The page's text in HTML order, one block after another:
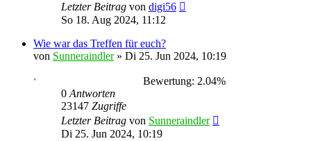
Letzter Beitrag von digi56
So 18. Aug 2024, 11:12
Wie war das Treffen für euch?
von Sunneraindler» Di 25. Jun 2024, 10:19
Bewertung: 2.04%
0 Antworten
23147 Zugriffe
Letzter Beitrag von Sunneraindler
Di 25. Jun 2024, 10:19